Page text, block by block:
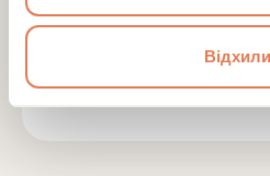
Психологічна
військовій